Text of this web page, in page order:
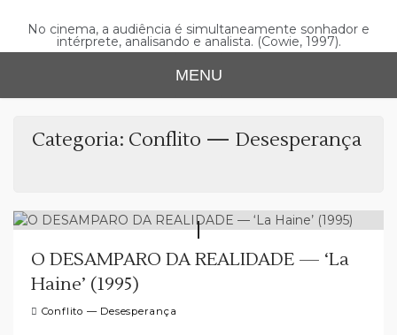
No cinema, a audiência é simultaneamente sonhador e
intérprete, analisando e analista. (Cowie, 1997).
MENU
Categoria: Conflito — Desesperança
O DESAMPARO DA REALIDADE — ‘La
Haine’ (1995)
Conflito — Desesperança